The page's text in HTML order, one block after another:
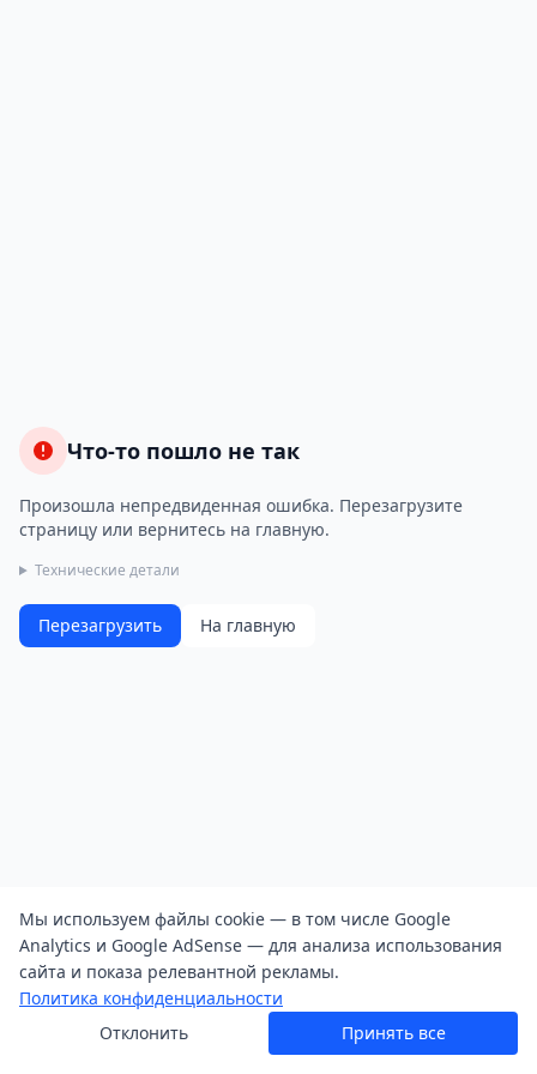
Что-то пошло не так
Произошла непредвиденная ошибка. Перезагрузите
страницу или вернитесь на главную.
Технические детали
Перезагрузить На главную
Мы используем файлы cookie — в том числе Google
Analytics и Google AdSense — для анализа использования
сайта и показа релевантной рекламы.
Политика конфиденциальности
Отклонить
Принять все